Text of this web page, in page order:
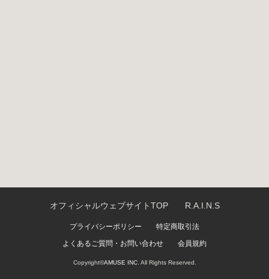
オフィシャルウェブサイトTOP R.A.I.N.S
プライバシーポリシー
特定商取引法
よくあるご質問・お問い合わせ
会員規約
Copyright©AMUSE INC. All Rights Reserved.